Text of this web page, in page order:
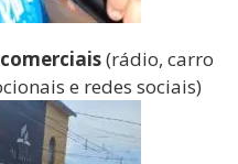
(rádio, carro
e redes sociais)